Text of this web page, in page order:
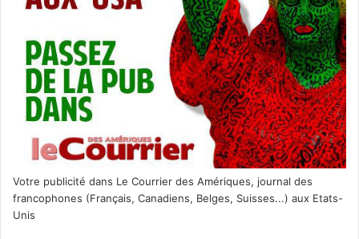
Votre publicité dans Le Courrier des Amériques, journal des
francophones (Français, Canadiens, Belges, Suisses...) aux Etats-
Unis